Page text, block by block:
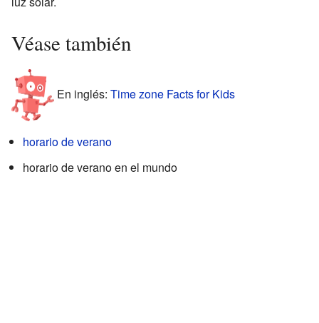
Véase también
En inglés: Time zone Facts for Kids
horario de verano
horario de verano en el mundo